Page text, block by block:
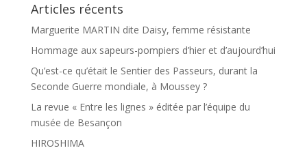
Articles récents
Marguerite MARTIN dite Daisy, femme résistante
Hommage aux sapeurs-pompiers d’hier et d’aujourd’hui
Qu’est-ce qu’était le Sentier des Passeurs, durant la
Seconde Guerre mondiale, à Moussey ?
La revue « Entre les lignes » éditée par l’équipe du
musée de Besançon
HIROSHIMA